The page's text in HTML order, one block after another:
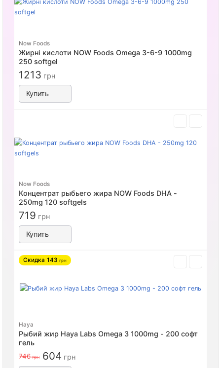
Now Foods
Жирні кислоти NOW Foods Omega 3-6-9 1000mg
250 softgel
1213 грн
Купить
Now Foods
Концентрат рыбьего жира NOW Foods DHA -
250mg 120 softgels
719 грн
Купить
Скидка 143 грн
Haya
Рыбий жир Haya Labs Omega 3 1000mg - 200 софт
гель
746грн 604 грн